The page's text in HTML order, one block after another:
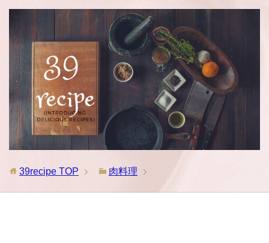
39recipe TOP 肉料理